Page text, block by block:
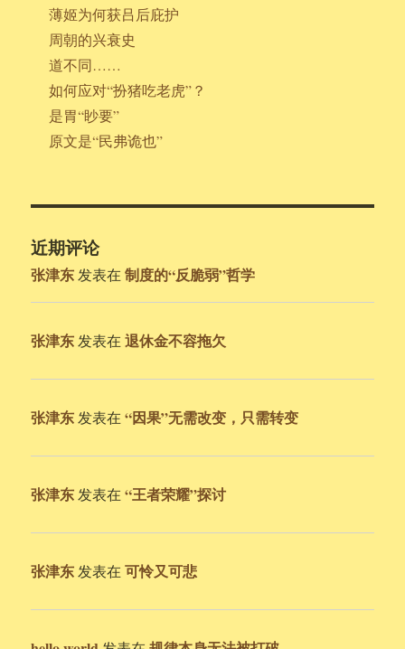
薄姬为何获吕后庇护
周朝的兴衰史
道不同……
如何应对“扮猪吃老虎”？
是胃“眇要”
原文是“民弗诡也”
近期评论
张津东 发表在制度的“反脆弱”哲学
张津东 发表在退休金不容拖欠
张津东 发表在“因果”无需改变，只需转变
张津东 发表在“王者荣耀”探讨
张津东 发表在可怜又可悲